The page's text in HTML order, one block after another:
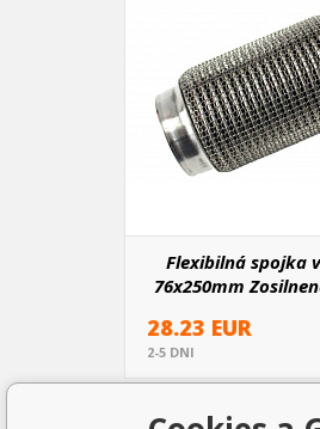
Flexibilná spojka
76x250mm
28.23 EUR
2-5 DNI